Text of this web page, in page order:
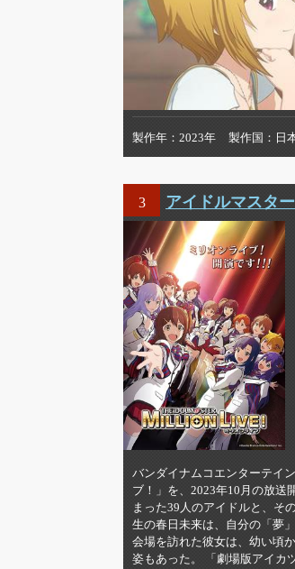
製作年 2023年 製作国 日
3 アイドルマスタ
バンダイナムコエンターテイ
ブ！」を、2023年10月の放送
まった39人のアイドルと、そ
生の春日未来は、自分の「夢
会場を訪れた彼女は、幼い頃
姿もあった。 「劇場版アイカ